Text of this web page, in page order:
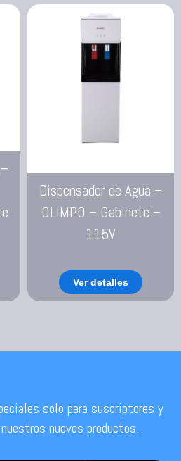
Dispensador de Agua –
OLIMPO – Gabinete –
115V
Ver detalles
solo para suscriptores y
nuevos productos.